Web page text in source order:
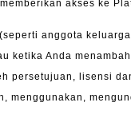
akses ke
anggota
ketika Anda
persetujuan, lisensi